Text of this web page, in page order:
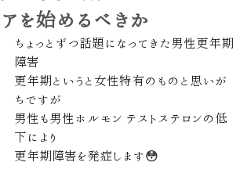
アを始めるべきか
ちょっとずつ話題になってきた男性更年期
障害
更年期というと女性特有のものと思いが
ちですが
男性も男性ホルモン テストステロンの低
下により
更年期障害を発症します😳